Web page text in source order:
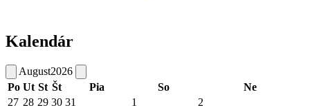
Kalendár
August2026
Po Ut St Št Pia So
Ne
27 28 29 30 31 1 2